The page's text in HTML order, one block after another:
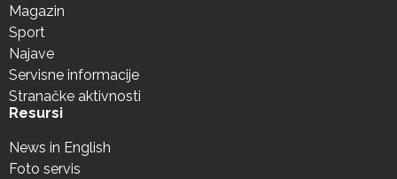
Magazin
Sport
Najave
Servisne informacije
Stranačke aktivnosti
Resursi
News in English
Foto servis